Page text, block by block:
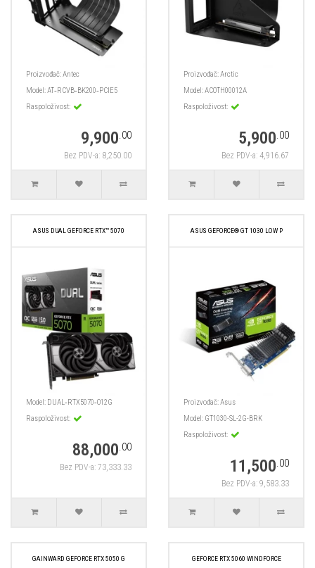
Proizvođač:Antec
Model:AT‑RCVB‑BK200‑PCIE5
Raspoloživost:
9,900.00
Bez PDV-a: 8,250.00
Proizvođač:Arctic
Model:ACOTH00012A
Raspoloživost:
5,900.00
Bez PDV-a: 4,916.67
ASUS DUAL GEFORCE RTX™ 5070
Model: DUAL‑RTX5070‑O12G
Raspoloživost:
88,000.00
Bez PDV-a: 73,333.33
ASUS GEFORCE® GT 1030 LOW P
Proizvođač:Asus
Model: GT1030-SL-2G-BRK
Raspoloživost:
11,500.00
Bez PDV-a: 9,583.33
GAINWARD GEFORCE RTX 5050 G GEFORCE RTX 5060 WINDFORCE